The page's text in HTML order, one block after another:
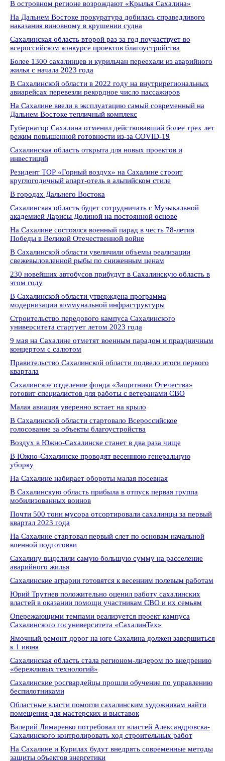
В островном регионе возрождают «Крылья Сахалина»
На Дальнем Востоке прокуратура добилась справедливого
наказания виновному в крушении судна
Сахалинская область второй раз за год поучаствует во
всероссийском конкурсе проектов благоустройства
Более 1300 сахалинцев и курильчан переехали из аварийного
жилья с начала 2023 года
В Сахалинской области в 2022 году на внутрирегиональных
авиарейсах перевезли рекордное число пассажиров
На Сахалине ввели в эксплуатацию самый современный на
Дальнем Востоке тепличный комплекс
Губернатор Сахалина отменил действовавший более трех лет
режим повышенной готовности из-за COVID-19
Сахалинская область открыта для новых проектов и
инвестиций
Резидент ТОР «Горный воздух» на Сахалине строит
круглогодичный апарт-отель в альпийском стиле
В городах Дальнего Востока
Сахалинская область будет сотрудничать с Музыкальной
академией Ларисы Долиной на постоянной основе
На Сахалине состоялся военный парад в честь 78-летия
Победы в Великой Отечественной войне
В Сахалинской области увеличили объемы реализации
свежевыловленной рыбы по сниженным ценам
230 новейших автобусов прибудут в Сахалинскую область в
этом году
В Сахалинской области утверждена программа
модернизации коммунальной инфраструктуры
Строительство передового кампуса Сахалинского
университета стартует летом 2023 года
9 мая на Сахалине отметят военным парадом и праздничным
концертом с салютом
Правительство Сахалинской области подвело итоги первого
квартала
Сахалинское отделение фонда «Защитники Отечества»
готовит специалистов для работы с ветеранами СВО
Малая авиация уверенно встает на крыло
В Сахалинской области стартовало Всероссийское
голосование за объекты благоустройства
Воздух в Южно-Сахалинске станет в два раза чище
В Южно-Сахалинске проводят весеннюю генеральную
уборку
На Сахалине набирает обороты малая посевная
В Сахалинскую область прибыла в отпуск первая группа
мобилизованных воинов
Почти 500 тонн мусора отсортировали сахалинцы за первый
квартал 2023 года
На Сахалине стартовал первый слет по основам начальной
военной подготовки
Сахалину выделили самую большую сумму на расселение
аварийного жилья
Сахалинские аграрии готовятся к весенним полевым работам
Юрий Трутнев положительно оценил работу сахалинских
властей в оказании помощи участникам СВО и их семьям
Опережающими темпами реализуется проект кампуса
Сахалинского госуниверситета «СахалинТех»
Ямочный ремонт дорог на юге Сахалина должен завершиться
к 1 июня
Сахалинская область стала регионом-лидером по внедрению
«бережливых технологий»
Сахалинские росгвардейцы прошли обучение по управлению
беспилотниками
Областные власти помогли сахалинским художникам найти
помещения для мастерских и выставок
Валерий Лимаренко потребовал от властей Александровска-
Сахалинского контролировать ход строительных работ
На Сахалине и Курилах будут внедрять современные методы
защиты объектов энергетики